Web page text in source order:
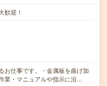
歓迎！
お仕事です。・金属板を曲げ加
業・マニュアルや指示に沿…